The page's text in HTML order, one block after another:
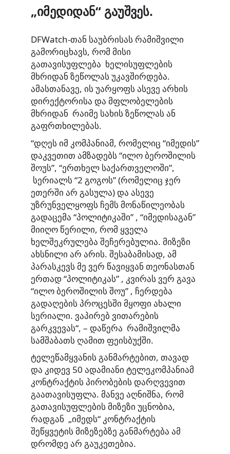
„იმედიდან“ გაუშვეს.
DFWatch-თან საუბრისას რამიშვილი
გამორიცხავს, რომ მისი
გათავისუფლება ხელისუფლების
მხრიდან ზეწოლას უკავშირდება.
ამასთანავე, ის უარყოფს ასევე არხის
დირექტორისა და მფლობელების
მხრიდან რაიმე სახის ზეწოლას ან
გაფრთხილებას.
“დღეს იმ კომპანიამ, რომელიც “იმედის”
დაკვეთით ამზადებს “ილო ბეროშილის
შოუს”, “ერთხელ საქართველოში”,
სერიალს “2 გოგოს” (რომელიც ჯერ
ეთერში არ გასულა) და ასევე
უზრუნველყოფს ჩემს მონაწილეობას
გადაცემა “პოლიტიკაში” , “იმედისაგან”
მიიღო წერილი, რომ ყველა
ხელშეკრულება შეჩერებულია. მიზეზი
ახსნილი არ არის. შესაბამისად, ამ
პარასკევს მე ვერ წავიყვან თეონასთან
ერთად “პოლიტიკას” , კვირას ვერ გავა
“ილო ბეროშილის შოუ” , ჩერდება
გადაღების პროცესში მყოფი ახალი
სერიალი. ვაპირებ ვითარების
გარკვევას“, – დაწერა რამიშვილმა
სამშაბათს ღამით ფეისბუქში.
ტელეწამყვანის განმარტებით, თავად
და კიდევ 50 ადამიანი ტელეკომპანიამ
კონტრაქტის პირობების დარღვევით
გაათავისუფლა. მანვე აღნიშნა, რომ
გათავისუფლების მიზეზი უცნობია,
რადგან „იმედს“ კონტრაქტის
შეწყვეტის მიზეზებზე განმარტება ამ
დრომდე არ გაუკეთებია.